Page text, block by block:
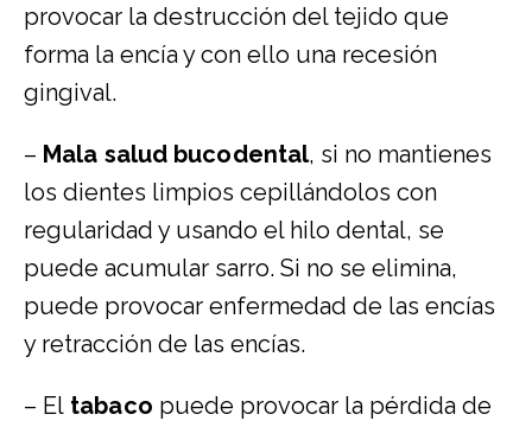
provocar la destrucción del tejido que
forma la encía y con ello una recesión
gingival.
– Mala salud bucodental, si no mantienes
los dientes limpios cepillándolos con
regularidad y usando el hilo dental, se
puede acumular sarro. Si no se elimina,
puede provocar enfermedad de las encías
y retracción de las encías.
– El tabaco puede provocar la pérdida de